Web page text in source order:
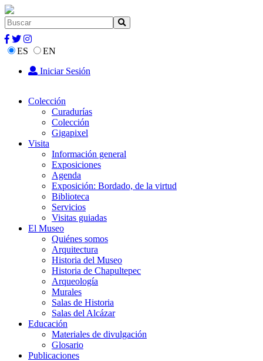
ES
EN
Iniciar Sesión
Colección
Curadurías
Colección
Gigapixel
Visita
Información general
Exposiciones
Agenda
Exposición: Bordado, de la virtud
Biblioteca
Servicios
Visitas guiadas
El Museo
Quiénes somos
Arquitectura
Historia del Museo
Historia de Chapultepec
Arqueología
Murales
Salas de Historia
Salas del Alcázar
Educación
Materiales de divulgación
Glosario
Publicaciones